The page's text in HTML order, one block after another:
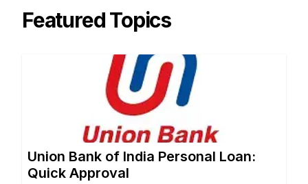
Featured Topics
Union Bank of India Personal Loan:
Quick Approval